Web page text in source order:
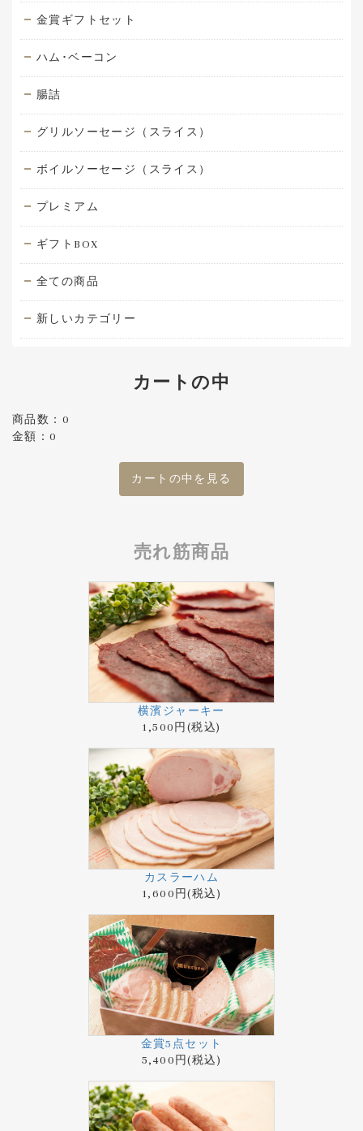
金賞ギフトセット
ハム･ベーコン
腸詰
グリルソーセージ（スライス）
ボイルソーセージ（スライス）
プレミアム
ギフトBOX
全ての商品
新しいカテゴリー
カートの中
商品数：0
金額：0
カートの中を見る
売れ筋商品
横濱ジャーキー
1,500円(税込)
カスラーハム
1,600円(税込)
金賞5点セット
5,400円(税込)